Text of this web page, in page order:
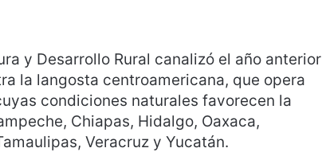
y Desarrollo Rural canalizó el año anterior
la langosta centroamericana, que opera
condiciones naturales favorecen la
Chiapas, Hidalgo, Oaxaca,
Veracruz y Yucatán.